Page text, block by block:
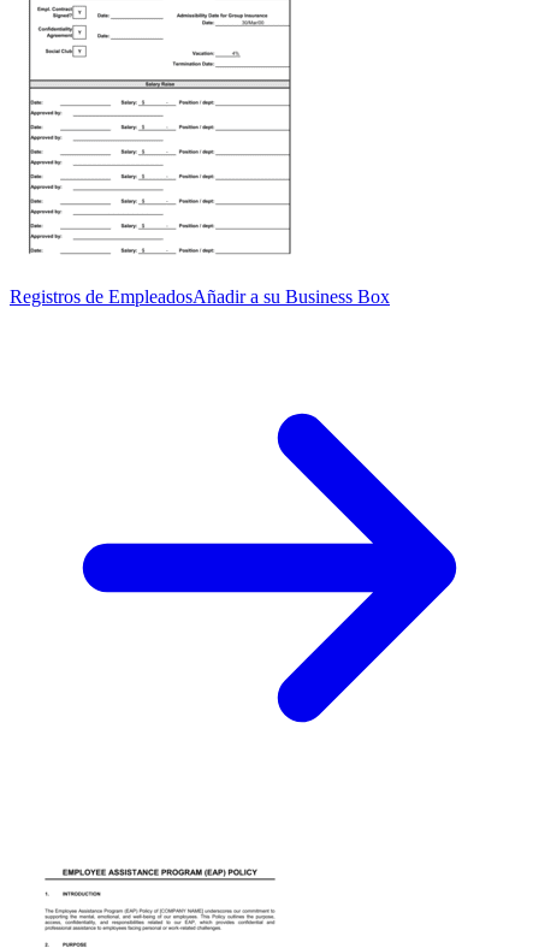
Registros de EmpleadosAñadir a su Business Box